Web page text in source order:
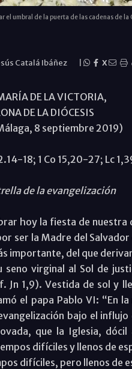
el umbral de la puerta de las cadenas de
Catalá Ibáñez X
DE LA VICTORIA,
DE LA DIÓCESIS
8 septiembre 2019)
18; 1 Co 15,20-27; Lc
de la evangelización
hoy la fiesta de
ser la Madre del
importante, del que
virginal al Sol de
1,9). Vestida de sol y
el papa Pablo VI: “En
bajo el influjo
que la Iglesia,
difíciles y llenos de
difíciles, pero llenos de